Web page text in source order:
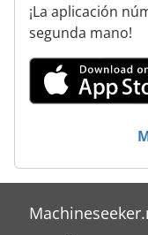
¡La aplicación
segunda mano!